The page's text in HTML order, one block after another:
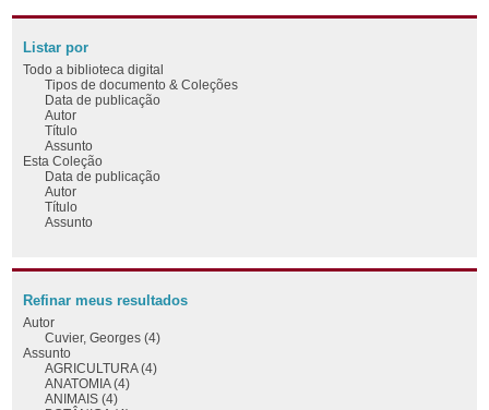
Listar por
Todo a biblioteca digital
Tipos de documento & Coleções
Data de publicação
Autor
Título
Assunto
Esta Coleção
Data de publicação
Autor
Título
Assunto
Refinar meus resultados
Autor
Cuvier, Georges (4)
Assunto
AGRICULTURA (4)
ANATOMIA (4)
ANIMAIS (4)